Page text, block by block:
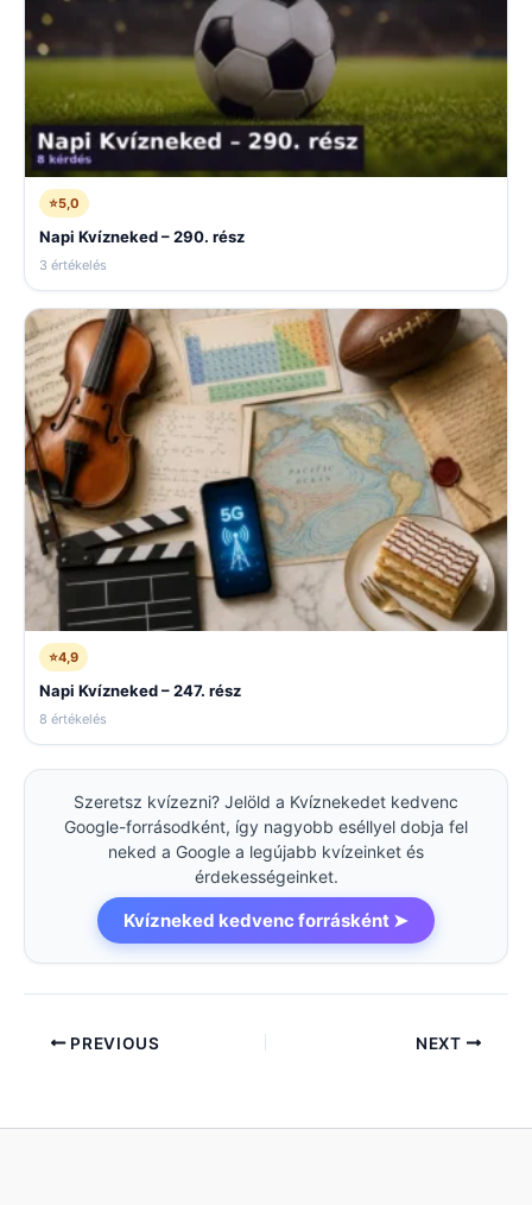
⭐5,0
Napi Kvízneked – 290. rész
3 értékelés
⭐4,9
Napi Kvízneked – 247. rész
8 értékelés
Szeretsz kvízezni? Jelöld a Kvíznekedet kedvenc
Google-forrásodként, így nagyobb eséllyel dobja fel
neked a Google a legújabb kvízeinket és
érdekességeinket.
Kvízneked kedvenc forrásként ➤
PREVIOUS NEXT